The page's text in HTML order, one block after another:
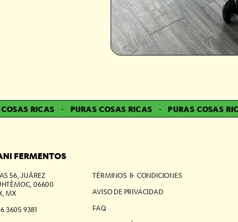
RICAS · PURAS COSAS RICAS · PURAS COSAS RICAS
FERMENTOS
56, JUÁREZ
06600
MX
3605 9381
TÉRMINOS & CONDICIONES
AVISO DE PRIVACIDAD
FAQ